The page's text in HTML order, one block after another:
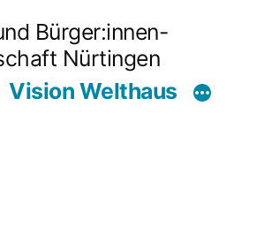
Bürger:innen-
Nürtingen
Vision Welthaus